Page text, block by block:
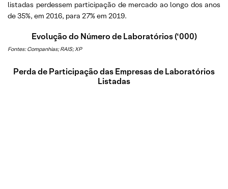
listadas perdessem participação de mercado ao longo dos anos
de 35%, em 2016, para 27% em 2019.
Evolução do Número de Laboratórios (‘000)
Fontes: Companhias; RAIS; XP
Perda de Participação das Empresas de Laboratórios
Listadas